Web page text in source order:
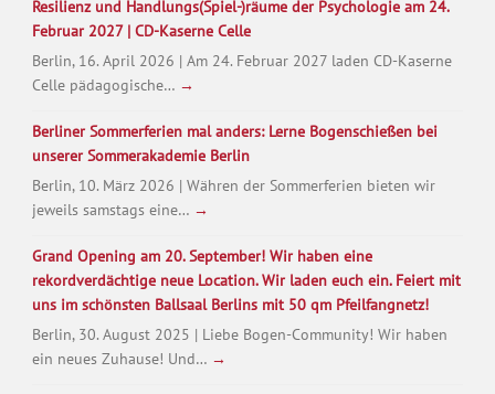
Resilienz und Handlungs(Spiel-)räume der Psychologie am 24.
Februar 2027 | CD-Kaserne Celle
Berlin, 16. April 2026 | Am 24. Februar 2027 laden CD-Kaserne
Celle pädagogische… →
Berliner Sommerferien mal anders: Lerne Bogenschießen bei
unserer Sommerakademie Berlin
Berlin, 10. März 2026 | Währen der Sommerferien bieten wir
jeweils samstags eine… →
Grand Opening am 20. September! Wir haben eine
rekordverdächtige neue Location. Wir laden euch ein. Feiert mit
uns im schönsten Ballsaal Berlins mit 50 qm Pfeilfangnetz!
Berlin, 30. August 2025 | Liebe Bogen-Community! Wir haben
ein neues Zuhause! Und… →